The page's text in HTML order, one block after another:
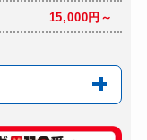
15,000円～